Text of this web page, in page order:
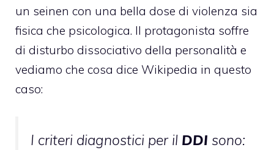
un seinen con una bella dose di violenza sia
fisica che psicologica. Il protagonista soffre
di disturbo dissociativo della personalità e
vediamo che cosa dice Wikipedia in questo
caso:
I criteri diagnostici per il DDI sono: